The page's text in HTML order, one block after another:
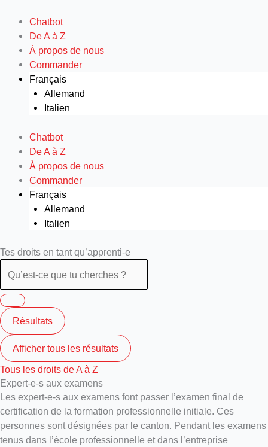
contenu
Chatbot
De A à Z
À propos de nous
Commander
Français
Allemand
Italien
Chatbot
De A à Z
À propos de nous
Commander
Français
Allemand
Italien
Tes droits en tant qu’apprenti-e
Search
Résultats
Afficher tous les résultats
Tous les droits de A à Z
Expert-e-s aux examens
Les expert-e-s aux examens font passer l’examen final de
certification de la formation professionnelle initiale. Ces
personnes sont désignées par le canton. Pendant les examens
tenus dans l’école professionnelle et dans l’entreprise
Search